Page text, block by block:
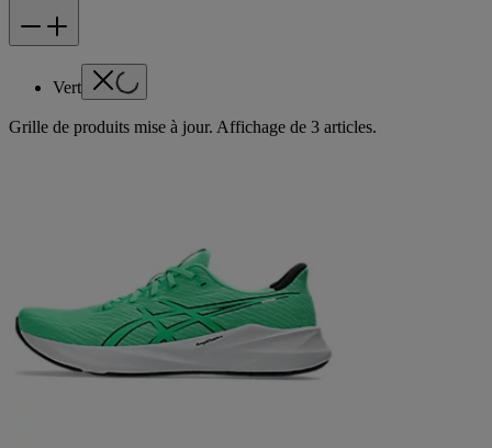
Vert
Grille de produits mise à jour. Affichage de 3 articles.